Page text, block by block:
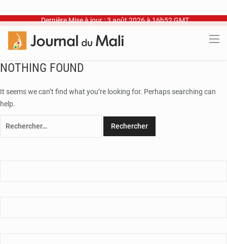
Dernière Mise à jour : 3 août 2026 à 16h52 GMT
NOTHING FOUND
It seems we can’t find what you’re looking for. Perhaps searching can
help.